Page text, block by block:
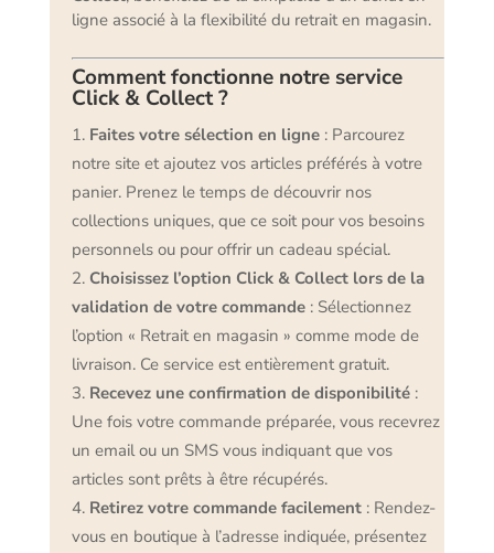
ligne associé à la flexibilité du retrait en magasin.
Comment fonctionne notre service
Click & Collect ?
Faites votre sélection en ligne: Parcourez
notre site et ajoutez vos articles préférés à votre
panier. Prenez le temps de découvrir nos
collections uniques, que ce soit pour vos besoins
personnels ou pour offrir un cadeau spécial.
Choisissez l’option Click & Collect lors de la
validation de votre commande: Sélectionnez
l’option « Retrait en magasin » comme mode de
livraison. Ce service est entièrement gratuit.
Recevez une confirmation de disponibilité:
Une fois votre commande préparée, vous recevrez
un email ou un SMS vous indiquant que vos
articles sont prêts à être récupérés.
Retirez votre commande facilement: Rendez-
vous en boutique à l’adresse indiquée, présentez